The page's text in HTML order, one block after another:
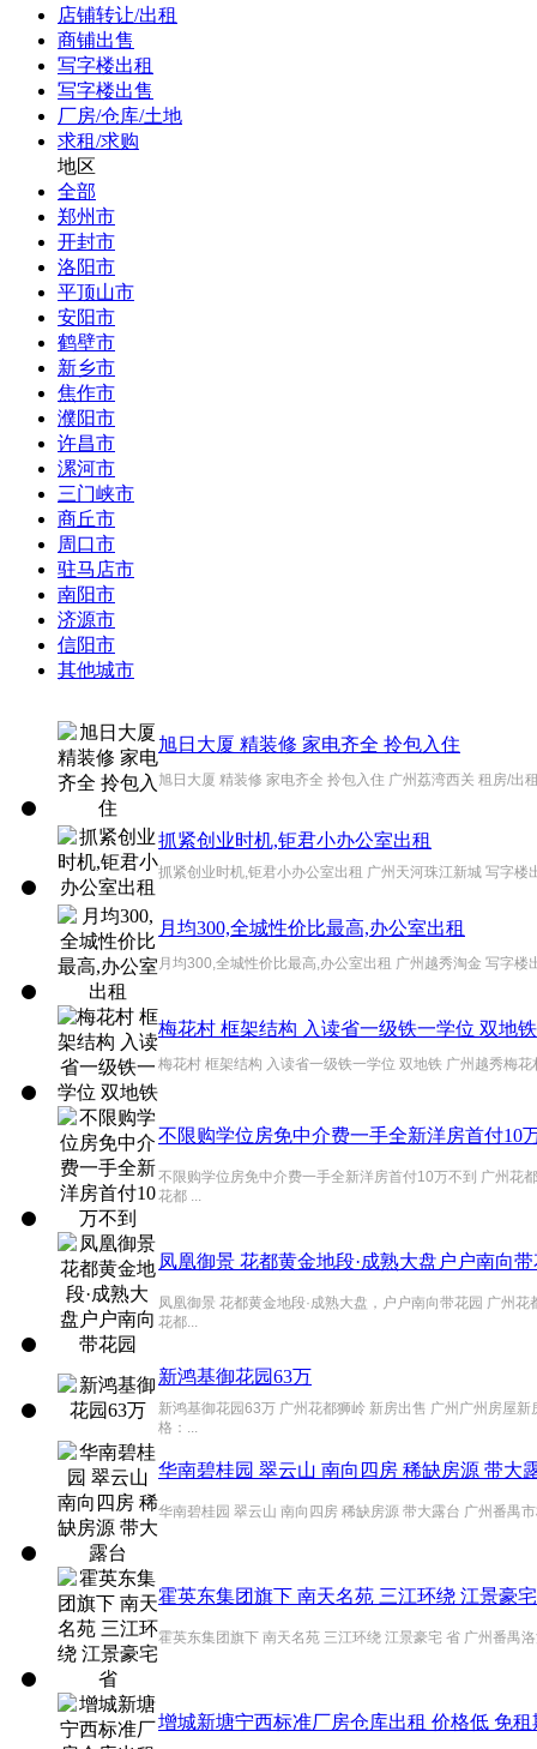
店铺转让/出租
商铺出售
写字楼出租
写字楼出售
厂房/仓库/土地
求租/求购
地区
全部
郑州市
开封市
洛阳市
平顶山市
安阳市
鹤壁市
新乡市
焦作市
濮阳市
许昌市
漯河市
三门峡市
商丘市
周口市
驻马店市
南阳市
济源市
信阳市
其他城市
旭日大厦 精装修 家电齐全 拎包入住
旭日大厦 精装修 家电齐全 拎包入住 广州荔湾西关 租房/
抓紧创业时机,钜君小办公室出租
抓紧创业时机,钜君小办公室出租 广州天河珠江新城 写字
月均300,全城性价比最高,办公室出租
月均300,全城性价比最高,办公室出租 广州越秀淘金 写字
梅花村 框架结构 入读省一级铁一学位 双地铁
梅花村 框架结构 入读省一级铁一学位 双地铁 广州越秀梅
不限购学位房免中介费一手全新洋房首付10
不限购学位房免中介费一手全新洋房首付10万不到 广州花
花都 ...
凤凰御景 花都黄金地段·成熟大盘户户南向
凤凰御景 花都黄金地段·成熟大盘，户户南向带花园 广州
花都...
新鸿基御花园63万
新鸿基御花园63万 广州花都狮岭 新房出售 广州广州房屋
格：...
华南碧桂园 翠云山 南向四房 稀缺房源 带大
华南碧桂园 翠云山 南向四房 稀缺房源 带大露台 广州番禺
霍英东集团旗下 南天名苑 三江环绕 江景豪
霍英东集团旗下 南天名苑 三江环绕 江景豪宅 省 广州番禺
增城新塘宁西标准厂房仓库出租 价格低 免租